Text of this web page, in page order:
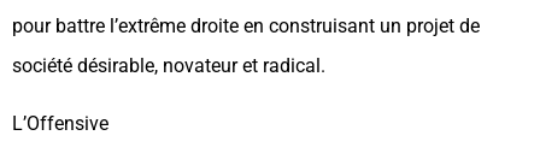
pour battre l’extrême droite en construisant un projet de
société désirable, novateur et radical.
L’Offensive